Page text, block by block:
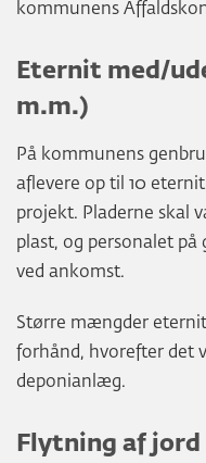
kommunens
Eternit med/
m.m.)
På kommunens
aflevere op til 10
projekt. Pladerne skal
plast, og personalet på
ved ankomst.
Større mængder
forhånd, hvorefter det
deponianlæg.
Flytning af jord